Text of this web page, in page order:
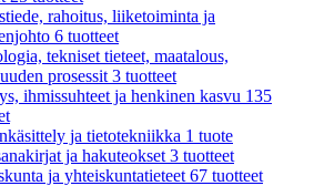
rahoitus, liiketoiminta ja
6 tuotteet
tekniset tieteet, maatalous,
prosessit 3 tuotteet
ihmissuhteet ja henkinen kasvu 135
ja tietotekniikka 1 tuote
ja hakuteokset 3 tuotteet
ja yhteiskuntatieteet 67 tuotteet